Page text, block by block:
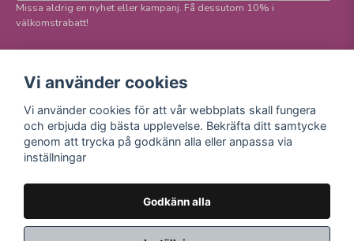
Missa aldrig en nyhet eller kampanj. Få dessutom 10% i
välkomstrabatt!
sociala medier!
Facebook
Instagram
Youtube
E-handel
Vi använder cookies
Vi använder cookies för att vår webbplats skall fungera
och erbjuda dig bästa upplevelse. Bekräfta ditt samtycke
genom att trycka på godkänn alla eller anpassa via
inställningar
Godkänn alla